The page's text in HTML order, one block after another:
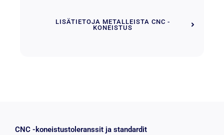
LISÄTIETOJA METALLEISTA CNC -
KONEISTUS
CNC -koneistustoleranssit ja standardit